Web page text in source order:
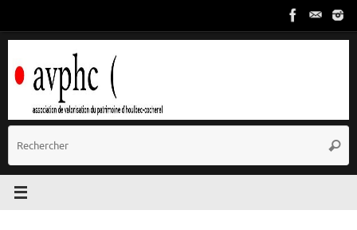
contenu
: